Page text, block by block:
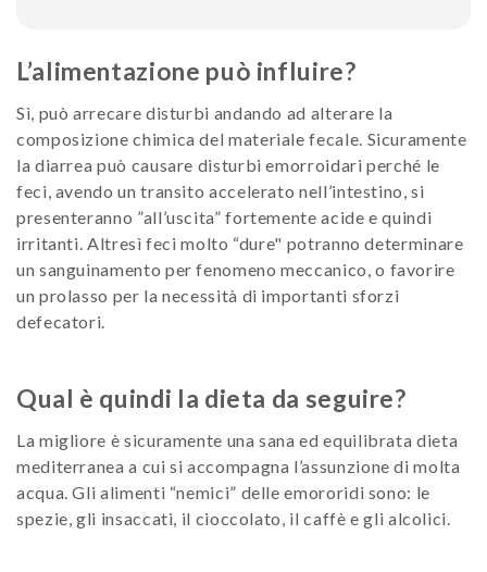
L’alimentazione può influire?
Sì, può arrecare disturbi andando ad alterare la
composizione chimica del materiale fecale. Sicuramente
la diarrea può causare disturbi emorroidari perché le
feci, avendo un transito accelerato nell’intestino, si
presenteranno ”all’uscita” fortemente acide e quindi
irritanti. Altresì feci molto “dure" potranno determinare
un sanguinamento per fenomeno meccanico, o favorire
un prolasso per la necessità di importanti sforzi
defecatori.
Qual è quindi la dieta da seguire?
La migliore è sicuramente una sana ed equilibrata dieta
mediterranea a cui si accompagna l’assunzione di molta
acqua. Gli alimenti “nemici” delle emororidi sono: le
spezie, gli insaccati, il cioccolato, il caffè e gli alcolici.